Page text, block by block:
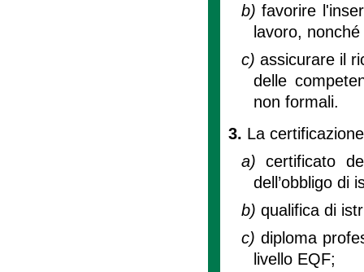
b)favorire
lavoro,
c) assicurare il
delle
non formali.
3. La
a)certificato
dell’obbligo di
b) qualifica di
c) diploma
livello EQF;